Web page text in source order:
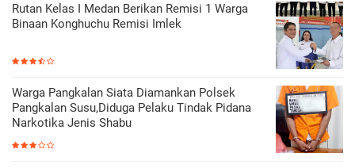
Rutan Kelas I Medan Berikan Remisi 1 Warga
Binaan Konghuchu Remisi Imlek
Warga Pangkalan Siata Diamankan Polsek
Pangkalan Susu,Diduga Pelaku Tindak Pidana
Narkotika Jenis Shabu